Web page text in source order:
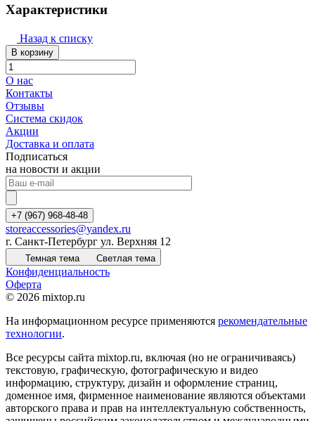
Характеристики
Назад к списку
В корзину
О нас
Контакты
Отзывы
Система скидок
Акции
Доставка и оплата
Подписаться
на новости и акции
+7 (967) 968-48-48
storeaccessories@yandex.ru
г. Санкт-Петербург ул. Верхняя 12
Темная тема Светлая тема
Конфиденциальность
Оферта
© 2026 mixtop.ru
На информационном ресурсе применяются рекомендательные
технологии.
Все ресурсы сайта mixtop.ru, включая (но не ограничиваясь)
текстовую, графическую, фотографическую и видео
информацию, структуру, дизайн и оформление страниц,
доменное имя, фирменное наименование являются объектами
авторского права и прав на интеллектуальную собственность,